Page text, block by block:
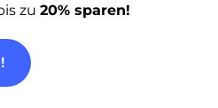
zu 20% sparen!